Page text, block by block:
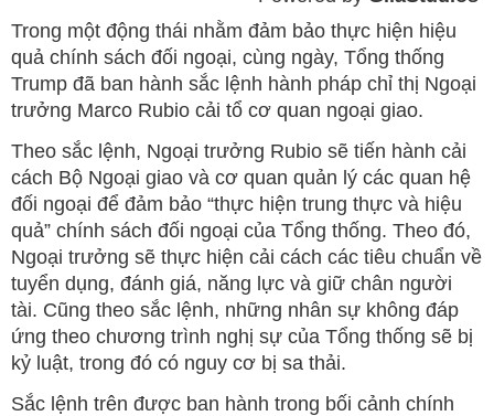
Trong một động thái nhằm đảm bảo thực hiện hiệu
quả chính sách đối ngoại, cùng ngày, Tổng thống
Trump đã ban hành sắc lệnh hành pháp chỉ thị Ngoại
trưởng Marco Rubio cải tổ cơ quan ngoại giao.
Theo sắc lệnh, Ngoại trưởng Rubio sẽ tiến hành cải
cách Bộ Ngoại giao và cơ quan quản lý các quan hệ
đối ngoại để đảm bảo “thực hiện trung thực và hiệu
quả” chính sách đối ngoại của Tổng thống. Theo đó,
Ngoại trưởng sẽ thực hiện cải cách các tiêu chuẩn về
tuyển dụng, đánh giá, năng lực và giữ chân người
tài. Cũng theo sắc lệnh, những nhân sự không đáp
ứng theo chương trình nghị sự của Tổng thống sẽ bị
kỷ luật, trong đó có nguy cơ bị sa thải.
Sắc lệnh trên được ban hành trong bối cảnh chính